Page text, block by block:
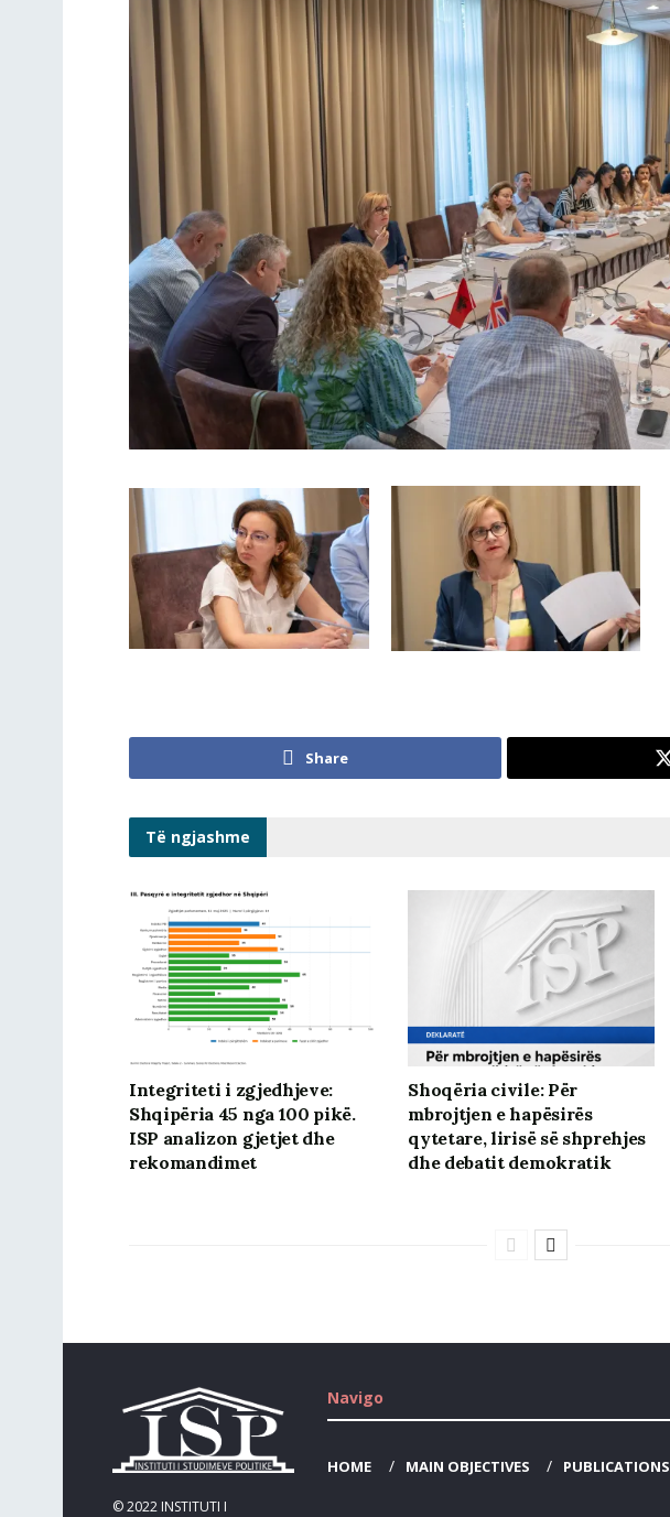
Share
Të ngjashme
Integriteti i zgjedhjeve:
Shqipëria 45 nga 100 pikë.
ISP analizon gjetjet dhe
rekomandimet
Shoqëria civile: Për
mbrojtjen e hapësirës
qytetare, lirisë së shprehjes
dhe debatit demokratik
© 2022 INSTITUTI I
Navigo
HOME MAIN OBJECTIVES PUBLICATIONS